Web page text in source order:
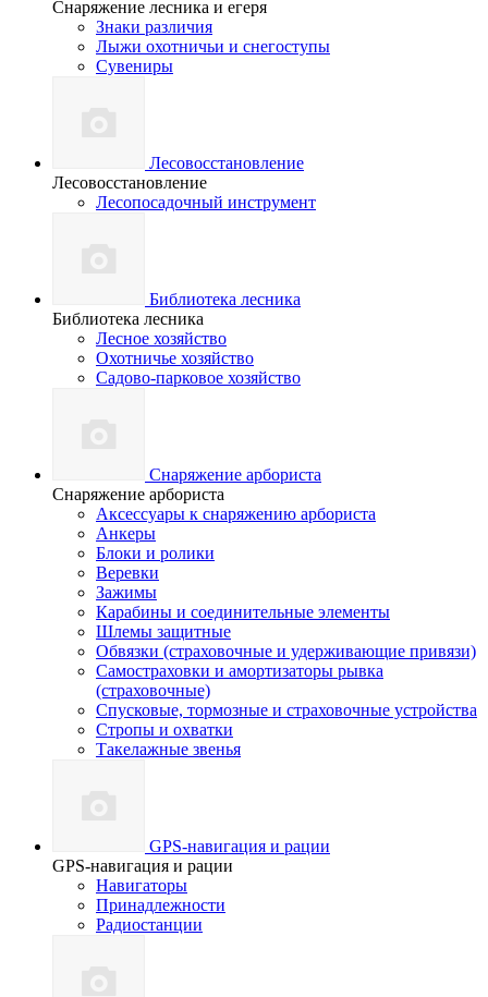
Снаряжение лесника и егеря
Знаки различия
Лыжи охотничьи и снегоступы
Сувениры
Лесовосстановление
Лесовосстановление
Лесопосадочный инструмент
Библиотека лесника
Библиотека лесника
Лесное хозяйство
Охотничье хозяйство
Садово-парковое хозяйство
Снаряжение арбориста
Снаряжение арбориста
Аксессуары к снаряжению арбориста
Анкеры
Блоки и ролики
Веревки
Зажимы
Карабины и соединительные элементы
Шлемы защитные
Обвязки (страховочные и удерживающие привязи)
Самостраховки и амортизаторы рывка
(страховочные)
Спусковые, тормозные и страховочные устройства
Стропы и охватки
Такелажные звенья
GPS-навигация и рации
GPS-навигация и рации
Навигаторы
Принадлежности
Радиостанции